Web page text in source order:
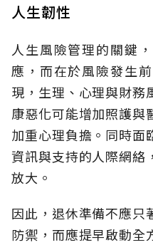
人生韌性
人生風險管理的關鍵
應，而在於風險發生
現，生理、心理與財務
康惡化可能增加照護與
加重心理負擔。同時面
資訊與支持的人際網絡
放大。
因此，退休準備不應只
防禦，而應提早啟動全